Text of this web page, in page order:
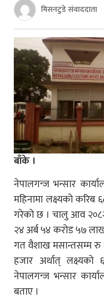
मिसनटुडे संवाददाता
बाँके ।
नेपालगन्ज भन्सार
महिनामा लक्ष्यको करिब
गरेको छ । चालु आव
२४ अर्ब ५४ करोड ५७
गत वैशाख मसान्तसम्म रु
हजार अर्थात्
नेपालगन्ज भन्सार
बताए ।